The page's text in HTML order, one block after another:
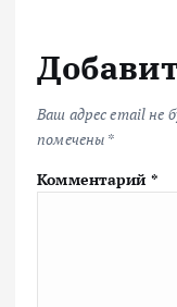
Ваш адрес email не
помечены *
Комментарий *